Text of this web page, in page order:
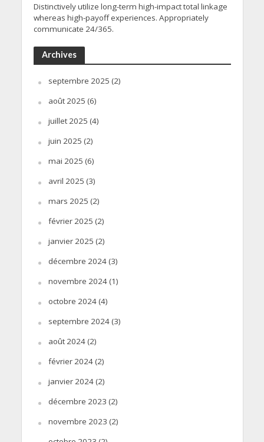
Distinctively utilize long-term high-impact total linkage
whereas high-payoff experiences. Appropriately
communicate 24/365.
Archives
septembre 2025 (2)
août 2025 (6)
juillet 2025 (4)
juin 2025 (2)
mai 2025 (6)
avril 2025 (3)
mars 2025 (2)
février 2025 (2)
janvier 2025 (2)
décembre 2024(3)
novembre 2024(1)
octobre 2024(4)
septembre 2024(3)
août 2024(2)
février 2024(2)
janvier 2024(2)
décembre 2023 (2)
novembre 2023 (2)